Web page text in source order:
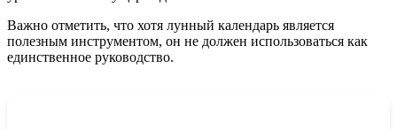
Важно отметить, что хотя лунный календарь является
полезным инструментом, он не должен использоваться как
единственное руководство.